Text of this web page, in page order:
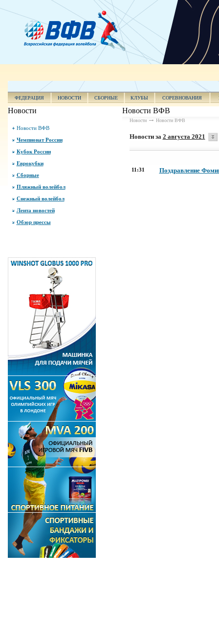
ФЕДЕРАЦИЯ НОВОСТИ СБОРНЫЕ КЛУБЫ СОРЕВНОВАНИЯ
Новости
Новости ВФВ
Чемпионат России
Кубок России
Еврокубки
Сборные
Пляжный волейбол
Снежный волейбол
Лента новостей
Обзор прессы
Новости ВФВ
Новости Новости ВФВ
Новости за 2 августа 2021
11:31 Поздравление